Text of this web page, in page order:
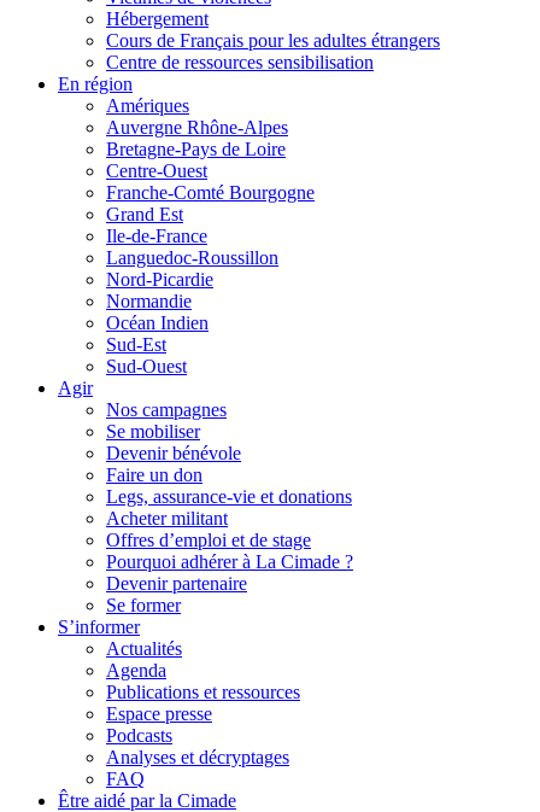
Hébergement
Cours de Français pour les adultes étrangers
Centre de ressources sensibilisation
En région
Amériques
Auvergne Rhône-Alpes
Bretagne-Pays de Loire
Centre-Ouest
Franche-Comté Bourgogne
Grand Est
Ile-de-France
Languedoc-Roussillon
Nord-Picardie
Normandie
Océan Indien
Sud-Est
Sud-Ouest
Agir
Nos campagnes
Se mobiliser
Devenir bénévole
Faire un don
Legs, assurance-vie et donations
Acheter militant
Offres d’emploi et de stage
Pourquoi adhérer à La Cimade ?
Devenir partenaire
Se former
S’informer
Actualités
Agenda
Publications et ressources
Espace presse
Podcasts
Analyses et décryptages
FAQ
Être aidé par la Cimade